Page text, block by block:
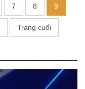
7 8 9
Trang cuối